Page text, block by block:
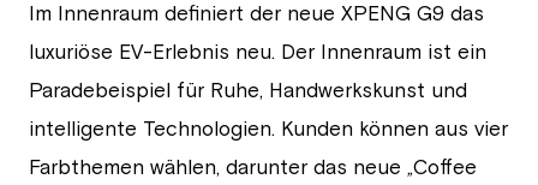
Im Innenraum definiert der neue XPENG G9 das
luxuriöse EV-Erlebnis neu. Der Innenraum ist ein
Paradebeispiel für Ruhe, Handwerkskunst und
intelligente Technologien. Kunden können aus vier
Farbthemen wählen, darunter das neue „Coffee